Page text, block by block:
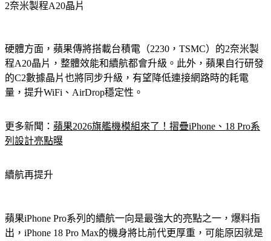
2奈米製程A20晶片
硬體方面，蘋果傳將搭載台積電（2230，TSMC）的2奈米製
程A20晶片，整體效能和續航都會升級。此外，蘋果自行研發
的C2數據晶片也將同步升級，有望降低連接網路時的耗電
量，提升WiFi、AirDrop穩定性。
更多新聞： 蘋果2026旗艦機模組來了！摺疊iPhone、18 Pro系
列設計亮點曝
續航再提升
蘋果iPhone Pro系列的續航一向是最強大的亮點之一，爆料指
出，iPhone 18 Pro Max的機身將比前代更厚重，可能原因就是